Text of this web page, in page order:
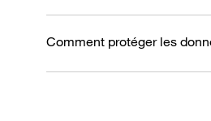
Comment protéger les